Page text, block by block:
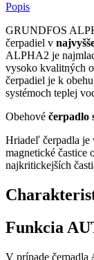
Popis
GRUNDFOS
čerpadiel v
ALPHA2 je
vysoko kvalitných
čerpadiel je k
systémoch teplej
Obehové čerpadlo
Hriadeľ čerpadla je
magnetické častice
najkritickejších
Funkcia
V prípade